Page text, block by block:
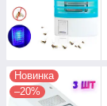
Новинка
–20%